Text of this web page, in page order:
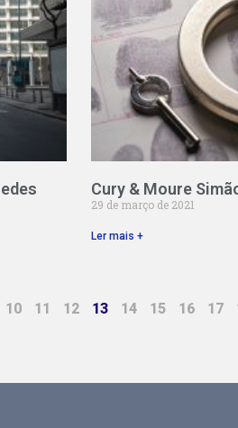
Cury & Moure
29 de março de 2021
Ler mais +
10 11 12 13 14 15 16 17